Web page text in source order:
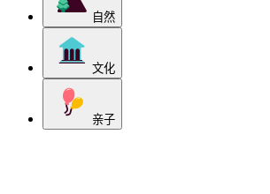
自然
文化
亲子